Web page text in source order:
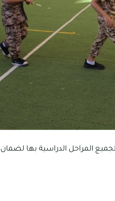
المراحل الدراسية بها